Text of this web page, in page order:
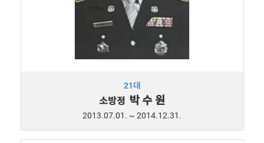
21대
소방정 박 수 원
2013.07.01. ~ 2014.12.31.